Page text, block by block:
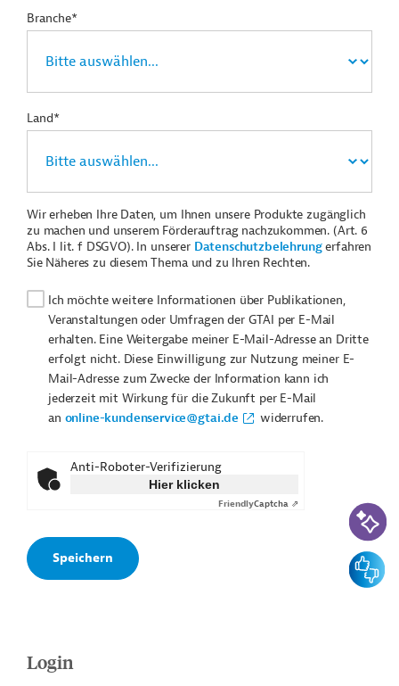
Branche*
Land*
Wir erheben Ihre Daten, um Ihnen unsere Produkte zugänglich
zu machen und unserem Förderauftrag nachzukommen. (Art. 6
Abs. I lit. f DSGVO). In unserer Datenschutzbelehrungerfahren
Sie Näheres zu diesem Thema und zu Ihren Rechten.
Ich möchte weitere Informationen über Publikationen,
Veranstaltungen oder Umfragen der GTAI per E-Mail
erhalten. Eine Weitergabe meiner E-Mail-Adresse an Dritte
erfolgt nicht. Diese Einwilligung zur Nutzung meiner E-
Mail-Adresse zum Zwecke der Information kann ich
jederzeit mit Wirkung für die Zukunft per E-Mail
an online-kundenservice@gtai.de widerrufen.
Anti-Roboter-Verifizierung
Hier klicken
FriendlyCaptcha ⇗
Login
KI-